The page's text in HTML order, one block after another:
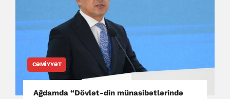
CƏMIYYƏT
Ağdamda “Dövlət-din münasibətlərində